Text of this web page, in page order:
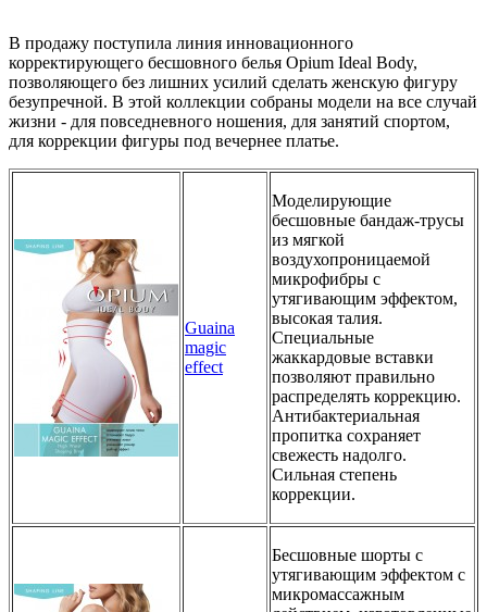
В продажу поступила линия инновационного
корректирующего бесшовного белья Opium Ideal Body,
позволяющего без лишних усилий сделать женскую фигуру
безупречной. В этой коллекции собраны модели на все случай
жизни - для повседневного ношения, для занятий спортом,
для коррекции фигуры под вечернее платье.
Guaina
magic
effect
Моделирующие
бесшовные бандаж-трусы
из мягкой
воздухопроницаемой
микрофибры с
утягивающим эффектом,
высокая талия.
Cпециальные
жаккардовые вставки
позволяют правильно
распределять коррекцию.
Антибактериальная
пропитка сохраняет
свежесть надолго.
Сильная степень
коррекции.
Бесшовные шорты с
утягивающим эффектом с
микрoмассажным